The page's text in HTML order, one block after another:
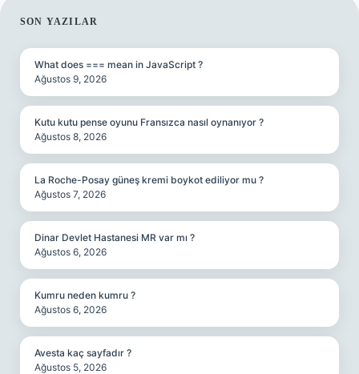
SIDEBAR
SON YAZILAR
What does === mean in JavaScript ?
Ağustos 9, 2026
Kutu kutu pense oyunu Fransızca nasıl oynanıyor ?
Ağustos 8, 2026
La Roche-Posay güneş kremi boykot ediliyor mu ?
Ağustos 7, 2026
Dinar Devlet Hastanesi MR var mı ?
Ağustos 6, 2026
Kumru neden kumru ?
Ağustos 6, 2026
Avesta kaç sayfadır ?
Ağustos 5, 2026